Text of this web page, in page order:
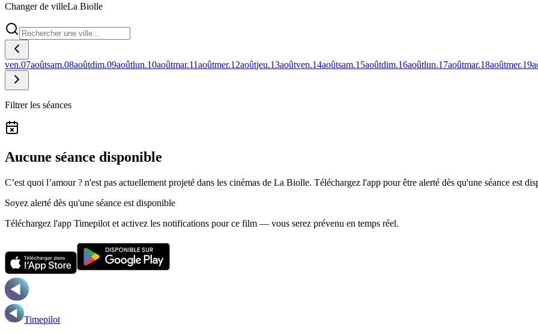
Changer de villeLa Biolle
ven.07aoûtsam.08aoûtdim.09aoûtlun.10aoûtmar.11aoûtmer.12aoûtjeu.13aoûtven.14aoûtsam.15aoûtdim.16aoûtlun.17aoûtmar.18aoûtmer.19
Filtrer les séances
Aucune séance disponible
C’est quoi l’amour ? n'est pas actuellement projeté dans les cinémas de La Biolle. Téléchargez l'app pour être alerté dès qu'une séance est
Soyez alerté dès qu'une séance est disponible
Téléchargez l'app Timepilot et activez les notifications pour ce film — vous serez prévenu en temps réel.
Timepilot